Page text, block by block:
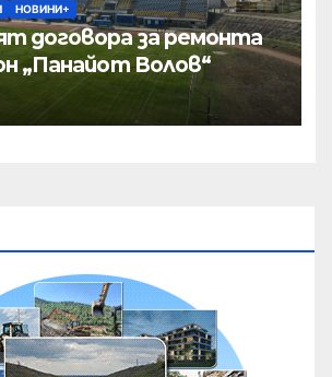
НОВИНИ+
договора за ремонта
„Панайот Волов“